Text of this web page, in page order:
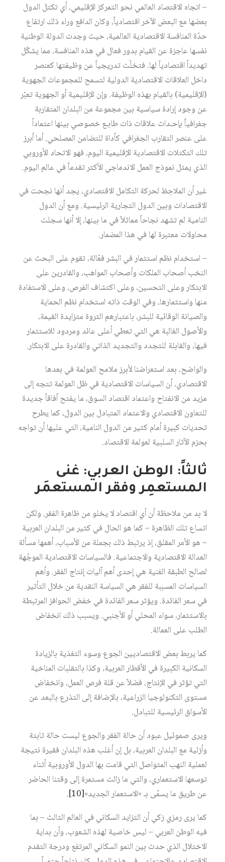
– اتجاه الاقتصاد العالمي نحو التمركز الإقليمي، أي تكتل الدول
بعضها مع البعض الآخر اقتصادياً، وكان الدافع وراء ذلك ارتفاع
حدّة المنافسة الاقتصادية العالمية، حيث وجدت الدولة الوطنية
نفسها عاجزة عن القيام بدور فعال في هذه المنافسة، مما يشكّل
تهديداً اقتصادياً لها. فتخلّت تدريجياً عن وظيفتها كعنصر
داخل العلاقات الاقتصادية الدولية لتسمح للمجموعات الجهوية
(الإقليمية) بالقيام بهذه الوظيفة. وإن الإقليمية أو الجهوية تعبّر
عن وجود إرادة سياسية بين مجموعة من البلدان المتقاربة
جغرافياً بإحـداث علاقات ذات طابـع خصوصي بينها اعتماداً
على عنصر التقارب الجغرافي كأداة للتضامن المصلحي. أما أبرز
تلك التكتلات الاقتصادية الإقليمية اليوم، فهو الاتحاد الأوروبي
الذي يمثل نموذج العمل الاندماجي الأكثر تقدماً في عالم اليوم.
غير أن الملاحِظ لحركة التكامل الاقتصادي، يجد أنها نجحت في
الاقتصادات وبين الدول التجارية الرئيسية. ومع أن الدول
النامية لم تشهد نجاحاً مماثلاً في ما بينها، إلا أنها سجلت
محاولات معتبرة لها في هذا المضمار.
– استخدام نظم استثمار في البشر فعّالة، تقوم على البحث عن
النخب أصحاب الملكات وأصحاب المواهب، والقادرين على
الابتكار وعلى التحسين، وعلى اكتشاف الفرص، وعلى الاستفادة
منها واستثمارها، وفي الوقت ذاته استخدام نظم الحماية
والصيانة الوقائية للبشر، باعتبارهم الثروة متزايدة القيمة،
والأصول الغالبة هي التي تعطي أعلى عائد ومردود للاستثمار
فيها، والقابلة للتجدد والتجديد الذاتي والقادرة على الابتكار.
والواضح، بعد استعراضنا لأبرز ملامح العولمة في بعدها
الاقتصادي، أن السياسات الاقتصادية في ظل العولمة تتجه إلى
مزيد من الانفتاح واعتماد اقتصاد السوق، ما يفتح آفاقاً جديدة
للتعاون الاقتصادي والاعتماد المتبادل بين الدول، كما يطرح
تحديات كبيرة أمام كثير من الدول النامية، التي عليها أن تواجه
بحزم الآثار السلبية لعولمة الاقتصاد.
ثالثاً: الوطن العربي: غنى
المستعمِر وفقر المستعمَر
لا بد من ملاحظة أن أي اقتصاد لا يخلو من ظاهرة الفقر. ولكن
اتساع تلك الظاهرة – كما هو الحال في كثير من البلدان العربية
– هو الأمر المقلق، إذ يرتبط ذلك بجملة من الأسباب، أهمها مسألة
العدالة الاقتصادية والاجتماعية. فالسياسات الاقتصادية الموجّهة
لصالح الطبقة الغنية هي إحدى أهم آليات إنتاج الفقر. وأهم
السياسات المسببة للفقر هي السياسة النقدية من خلال التأثير
في سعر الفائدة. ويؤثر سعر الفائدة في خفض الحوافز المرتبطة
بالاستثمار، سواء المحلي أو الأجنبي. ويسبب ذلك انخفاض
الطلب على العمالة.
كما يربط بعض الاقتصاديين الجوع وسوء التغذية بالزيادة
السكانية الكبيرة في الأقطار العربية، وكذا بالتقلبات المناخية
التي تؤثر في الإنتاج، فضلاً عن قلة فرص العمل، وانخفاض
مستوى التكنولوجيا الزراعية، بالإضافة إلى التذرع بالبعد عن
الأسواق الرئيسية للتبادل.
ويرى صموئيل عبود أن حالة الفقر والجوع ليست حالة ثابتة
وأزلية مع البلدان العربية، بل إن أغلب هذه البلدان فقيرة نتيجة
لعملية النهب المتواصل التي قامت بها الدول الأوروبية أثناء
توسعها الاستعماري، والتي ما زالت مستمرة إلى وقتنا الحاضر
عن طريق ما يسمّى بـ «الاستعمار الجديد»[10]
.
كما يرى رمزي زكي أن التزايد السكاني في العالم الثالث – بما
فيه الوطن العربي – ليس خاصية لهذه الشعوب، وأن بداية
الاختلال الذي حدث بين النمو السكاني المرتفع ودرجة التقدم